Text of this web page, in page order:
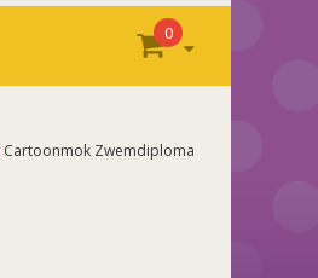
0
Cartoonmok Zwemdiploma